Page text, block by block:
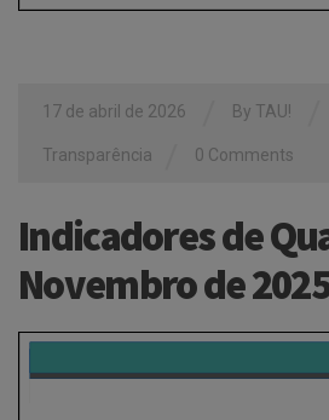
17 de abril de 2026 By TAU!
Transparência 0 Comments
Indicadores de
Novembro de 2025